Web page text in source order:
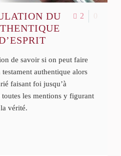
2 0
DU
de savoir si on peut faire
authentique alors
faisant foi jusqu’à
les mentions y figurant
vérité.